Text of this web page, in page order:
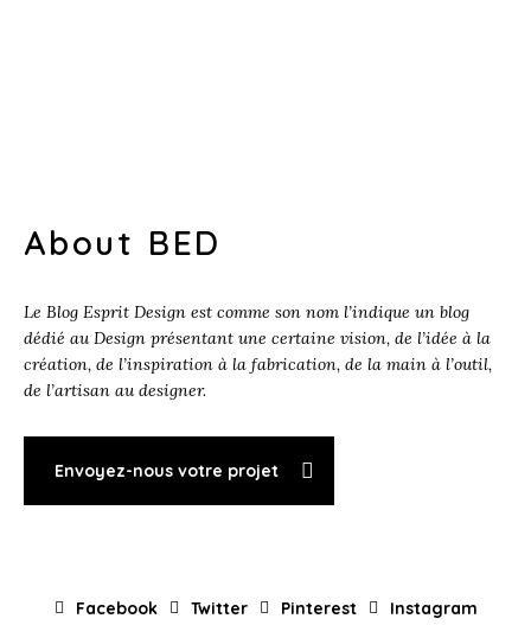
About BED
Le Blog Esprit Design est comme son nom l’indique un blog
dédié au Design présentant une certaine vision, de l’idée à la
création, de l’inspiration à la fabrication, de la main à l’outil,
de l’artisan au designer.
Envoyez-nous votre projet
Facebook Twitter Pinterest Instagram